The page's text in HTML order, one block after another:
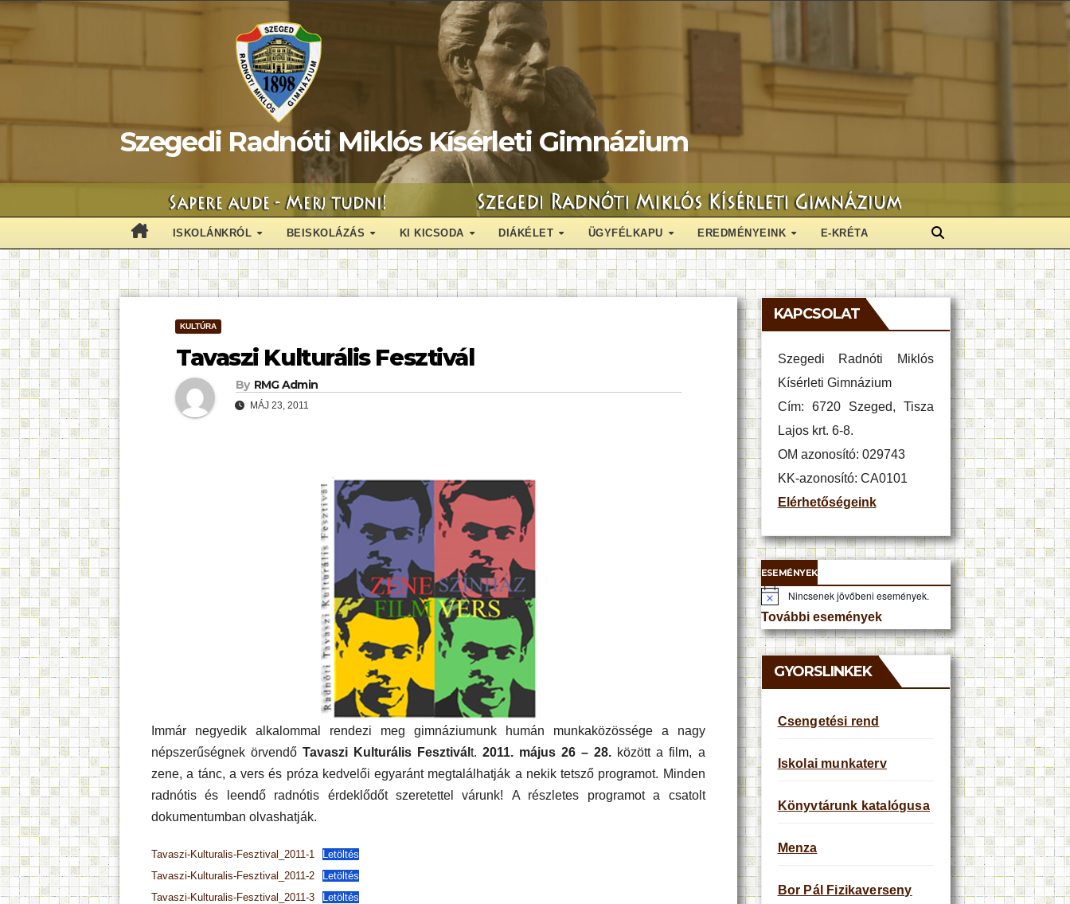
content
Szegedi Radnóti Miklós Kísérleti Gimnázium
ISKOLÁNKRÓL BEISKOLÁZÁS KI KICSODA DIÁKÉLET ÜGYFÉLKAPU EREDMÉNYEINK E-KRÉTA
KULTÚRA
Tavaszi Kulturális Fesztivál
By RMG Admin
MÁJ 23, 2011
Immár negyedik alkalommal rendezi meg gimnáziumunk humán munkaközössége a nagy
népszerűségnek örvendőTavaszi Kulturális Fesztivált.2011. május 26 – 28. között a film, a
zene, a tánc, a vers és próza kedvelői egyaránt megtalálhatják a nekik tetsző programot. Minden
radnótis és leendő radnótis érdeklődőt szeretettel várunk! A részletes programot a csatolt
dokumentumban olvashatják.
Tavaszi-Kulturalis-Fesztival_2011-1
Letöltés
Tavaszi-Kulturalis-Fesztival_2011-2
Letöltés
Tavaszi-Kulturalis-Fesztival_2011-3
Letöltés
KAPCSOLAT
Szegedi Radnóti Miklós
Kísérleti Gimnázium
Cím: 6720 Szeged, Tisza
Lajos krt. 6-8.
OM azonosító: 029743
KK-azonosító: CA0101
Elérhetőségeink
ESEMÉNYEK
N
o
t
i
c
e
Nincsenek jövőbeni események.
További események
GYORSLINKEK
Csengetési rend
Iskolai munkaterv
Könyvtárunk katalógusa
Menza
Bor Pál Fizikaverseny